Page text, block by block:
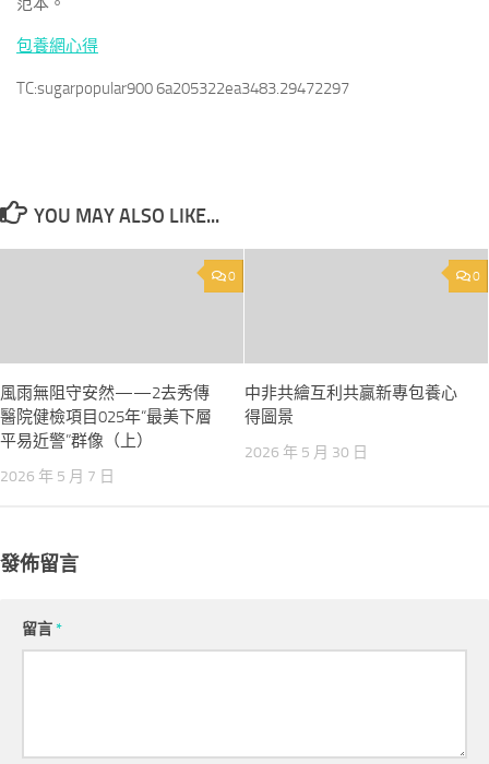
包養網心得
TC:sugarpopular900 6a205322ea3483.29472297
YOU MAY ALSO LIKE...
0
風雨無阻守安然——2去秀傳
醫院健檢項目025年“最美下層
平易近警”群像（上）
2026 年 5 月 7 日
0
中非共繪互利共贏新專包養心
得圖景
2026 年 5 月 30 日
發佈留言
留言*